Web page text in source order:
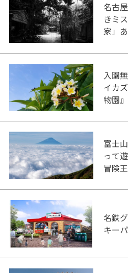
名古
きミ
家」
入園
イカ
物園
富士
って
冒険
名鉄
キー